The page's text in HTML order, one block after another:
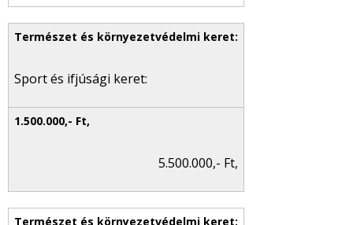
Sport és ifjúsági keret:
5.500.000,- Ft,